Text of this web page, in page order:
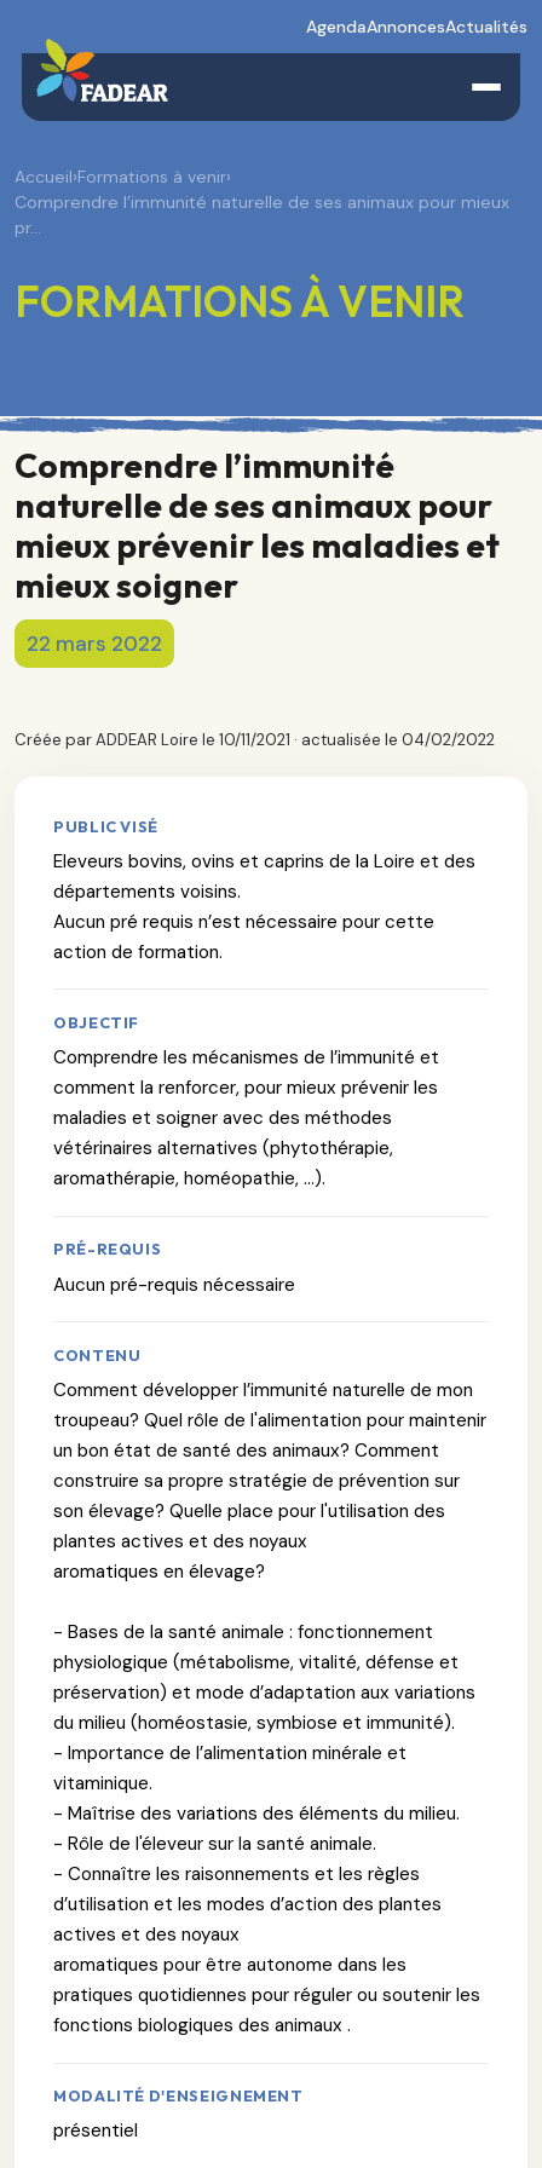
AgendaAnnoncesActualités
Accueil›Formations à venir›
Comprendre l’immunité naturelle de ses animaux pour mieux
pr…
FORMATIONS À VENIR
Comprendre l’immunité
naturelle de ses animaux pour
mieux prévenir les maladies et
mieux soigner
22 mars 2022
Créée par ADDEAR Loire le 10/11/2021 · actualisée le 04/02/2022
PUBLIC VISÉ
Eleveurs bovins, ovins et caprins de la Loire et des
départements voisins.
Aucun pré requis n’est nécessaire pour cette
action de formation.
OBJECTIF
Comprendre les mécanismes de l’immunité et
comment la renforcer, pour mieux prévenir les
maladies et soigner avec des méthodes
vétérinaires alternatives (phytothérapie,
aromathérapie, homéopathie, …).
PRÉ-REQUIS
Aucun pré-requis nécessaire
CONTENU
Comment développer l’immunité naturelle de mon
troupeau? Quel rôle de l'alimentation pour maintenir
un bon état de santé des animaux? Comment
construire sa propre stratégie de prévention sur
son élevage? Quelle place pour l'utilisation des
plantes actives et des noyaux
aromatiques en élevage?
- Bases de la santé animale : fonctionnement
physiologique (métabolisme, vitalité, défense et
préservation) et mode d’adaptation aux variations
du milieu (homéostasie, symbiose et immunité).
- Importance de l’alimentation minérale et
vitaminique.
- Maîtrise des variations des éléments du milieu.
- Rôle de l'éleveur sur la santé animale.
- Connaître les raisonnements et les règles
d’utilisation et les modes d’action des plantes
actives et des noyaux
aromatiques pour être autonome dans les
pratiques quotidiennes pour réguler ou soutenir les
fonctions biologiques des animaux .
MODALITÉ D'ENSEIGNEMENT
présentiel